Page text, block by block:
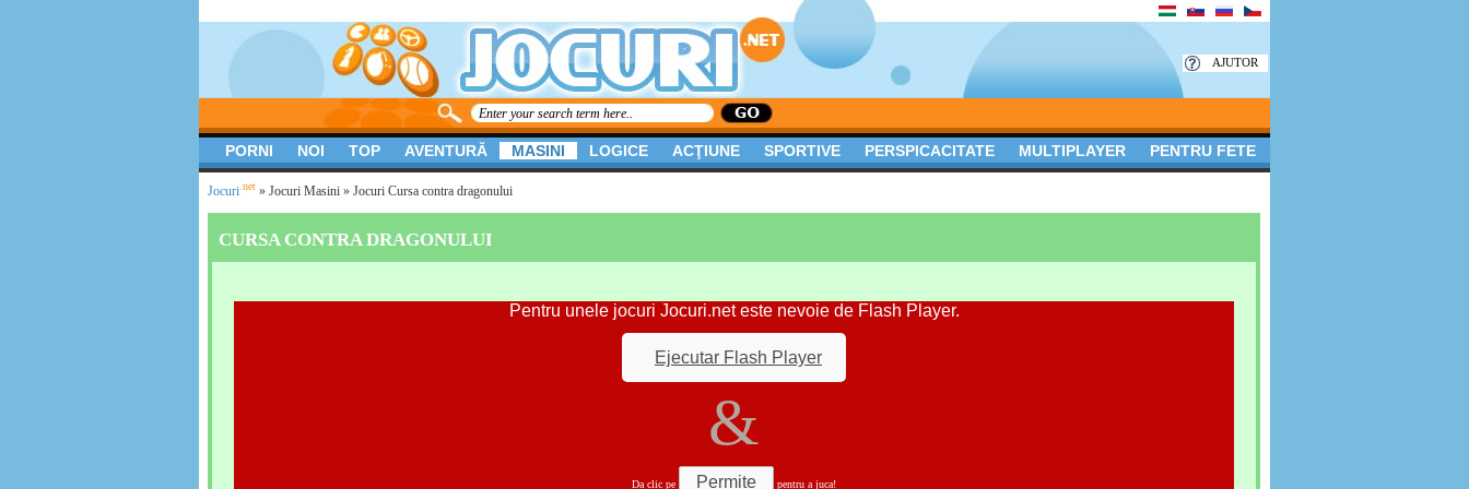
Jocuri .net » Jocuri Masini » Jocuri Cursa contra dragonului
CURSA CONTRA DRAGONULUI
Pentru unele jocuri Jocuri.net este nevoie de Flash Player.
Ejecutar Flash Player
&
Da clic pe Permite pentru a juca!
PORNI NOI TOP AVENTURĂ MASINI LOGICE ACŢIUNE SPORTIVE PERSPICACITATE MULTIPLAYER PENTRU FETE
AJUTOR